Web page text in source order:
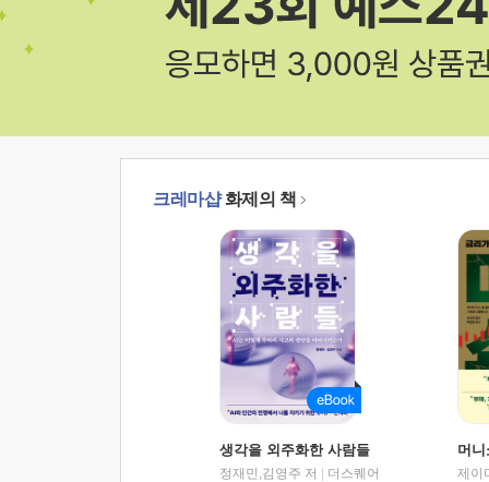
크레마샵화제의 책
생각을 외주화한 사람들
정재민,김영주 저
더스퀘어
머